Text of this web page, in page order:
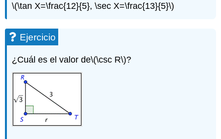
\(\tan X=\frac{12}{5}, \sec X=\frac{13}{5}\)
Ejercicio
¿Cuál es el valor de\(\csc R\)?